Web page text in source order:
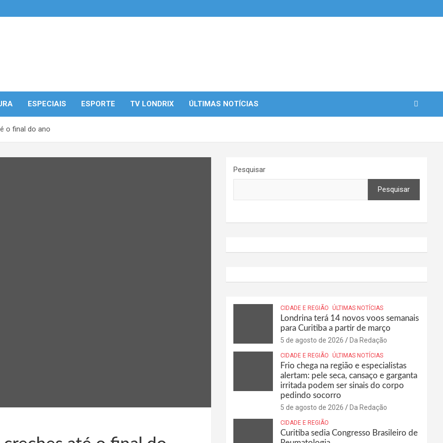
ESPECIAIS ESPORTE TV LONDRIX ÚLTIMAS NOTÍCIAS
o final do ano
Pesquisar
Pesquisar
CIDADE E REGIÃO ÚLTIMAS NOTÍCIAS
Londrina terá 14 novos voos semanais
para Curitiba a partir de março
5 de agosto de 2026 Da Redação
CIDADE E REGIÃO ÚLTIMAS NOTÍCIAS
Frio chega na região e especialistas
alertam: pele seca, cansaço e garganta
irritada podem ser sinais do corpo
pedindo socorro
5 de agosto de 2026 Da Redação
CIDADE E REGIÃO
Curitiba sedia Congresso Brasileiro de